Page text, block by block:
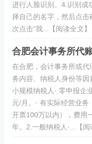
进行人脸识别。4.识别成
择自己的名字，然后点
次点击“我...【阅读全文】
合肥会计事务所代
在合肥，会计事务所或
务内容、纳税人身份等因
小规模纳税人· 零申报企
元/月。· 有实际经营业
开票100万以内），费用
年。2.一般纳税人·...【阅